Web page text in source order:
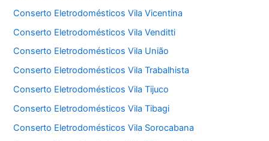
Conserto Eletrodomésticos Vila Vicentina
Conserto Eletrodomésticos Vila Venditti
Conserto Eletrodomésticos Vila União
Conserto Eletrodomésticos Vila Trabalhista
Conserto Eletrodomésticos Vila Tijuco
Conserto Eletrodomésticos Vila Tibagi
Conserto Eletrodomésticos Vila Sorocabana